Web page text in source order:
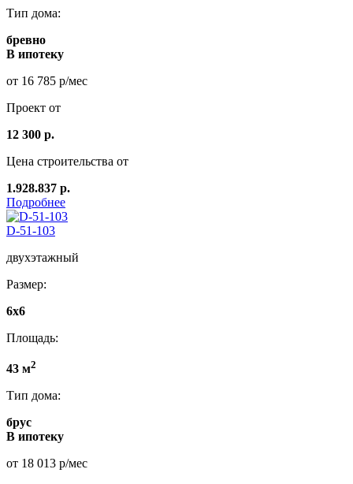
Тип дома:
бревно
В ипотеку
от 16 785 р/мес
Проект от
12 300 р.
Цена строительства от
1.928.837 р.
Подробнее
D-51-103
двухэтажный
Размер:
6x6
Площадь:
43 м2
Тип дома:
брус
В ипотеку
от 18 013 р/мес